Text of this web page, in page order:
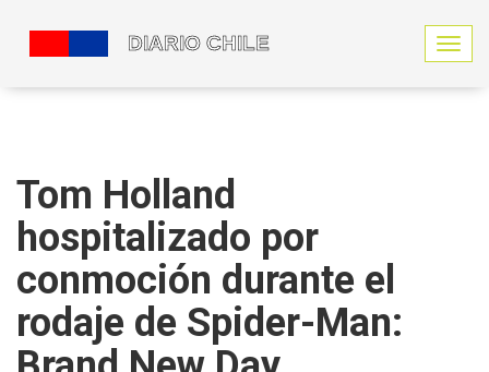
N
a
Tom Holland
hospitalizado por
conmoción durante el
rodaje de Spider-Man: